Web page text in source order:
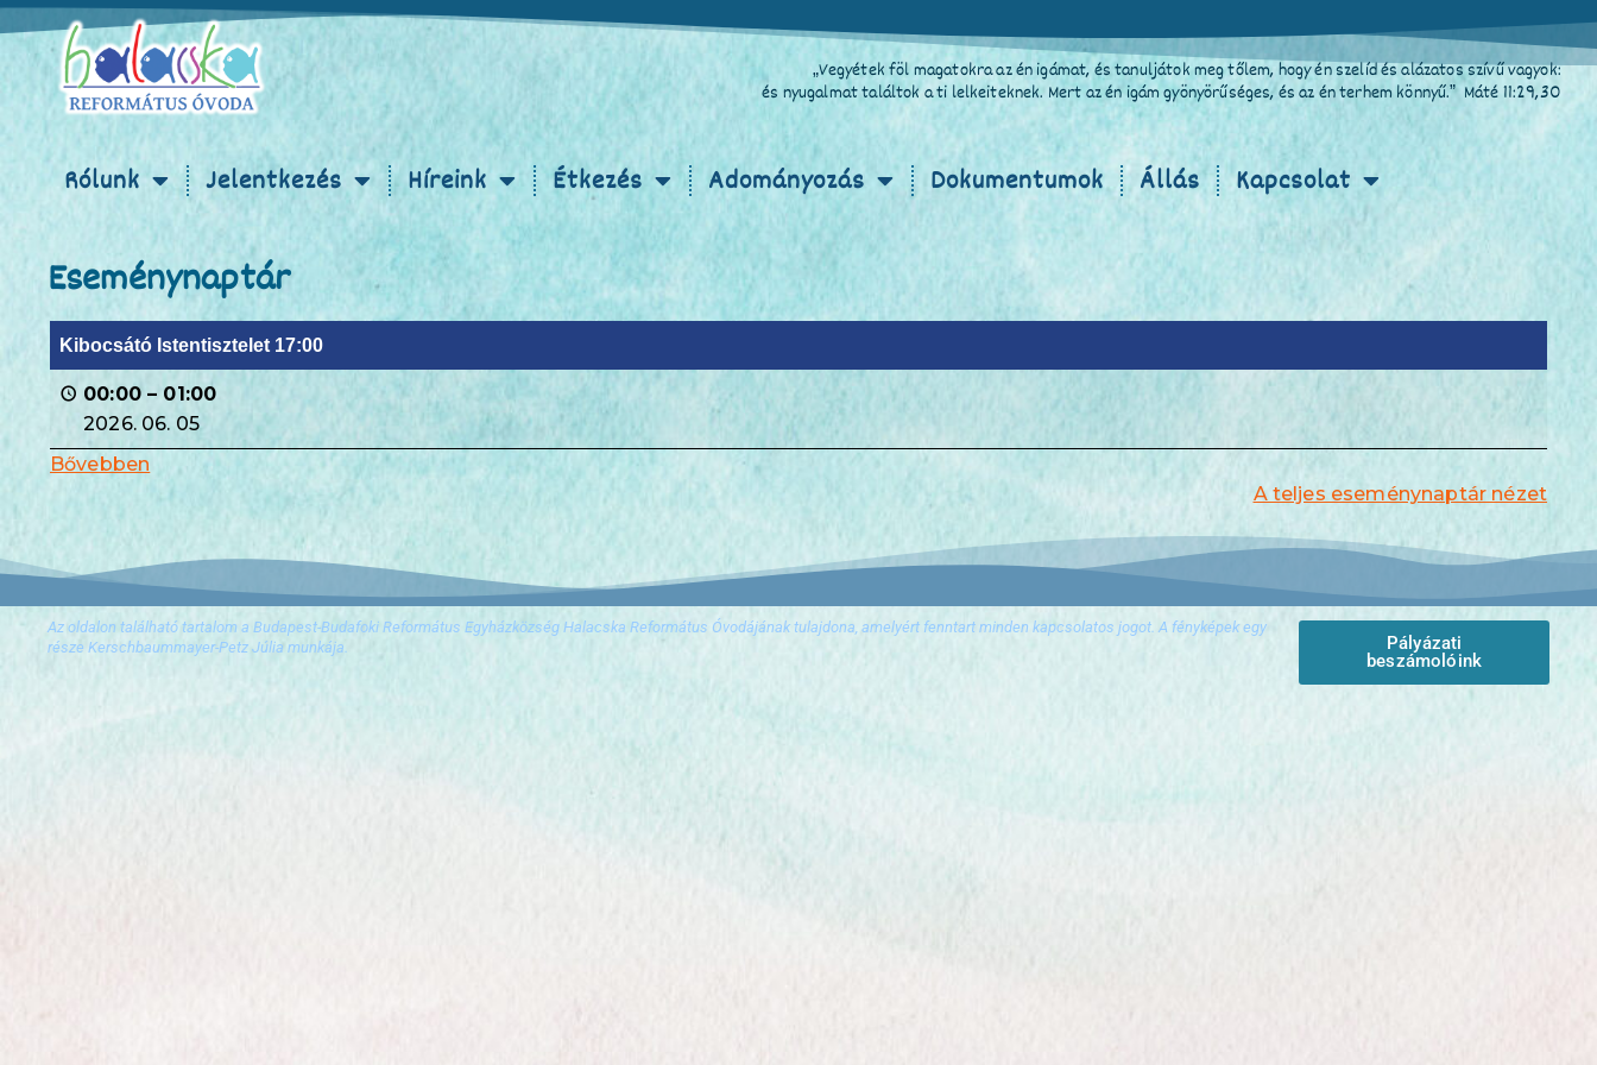
„Vegyétek föl magatokra az én igámat, és tanuljátok meg tőlem, hogy én szelíd és alázatos szívű vagyok:
és nyugalmat találtok a ti lelkeiteknek. Mert az én igám gyönyörűséges, és az én terhem könnyű.” Máté 11:29,30
Rólunk Jelentkezés Híreink Étkezés Adományozás Dokumentumok Állás Kapcsolat
Eseménynaptár
Kibocsátó Istentisztelet 17:00
00:00 – 01:00
2026. 06. 05
Bővebben
A teljes eseménynaptár nézet
Az oldalon található tartalom a Budapest-Budafoki Református Egyházközség Halacska Református Óvodájának tulajdona, amelyért fenntart minden kapcsolatos jogot. A fényképek egy
része Kerschbaummayer-Petz Júlia munkája.
Pályázati
beszámolóink